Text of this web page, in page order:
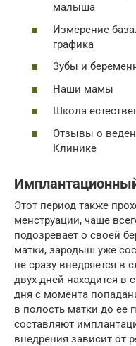
малыша
Измерение
графика
Зубы и
Наши мамы
Школа
Отзывы о
Клинике
Этот период также
менструации, чаще
подозревает о своей
матки, зародыш уже
не сразу внедряется в
двух дней находится в
дня с момента
в полость матки до ее
составляют
внедрения зависит от